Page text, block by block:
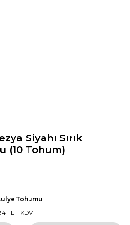
Siyahı Sırık
(10 Tohum)
Tohumu
TL + KDV